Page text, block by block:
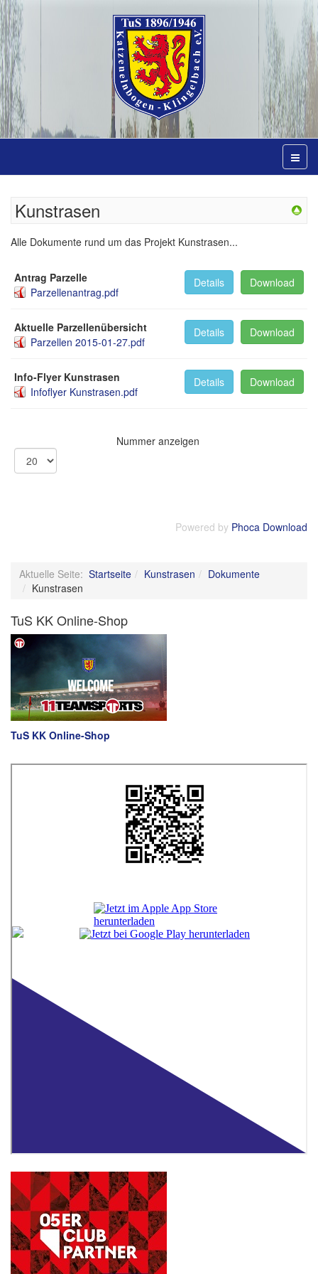
Kunstrasen
Alle Dokumente rund um das Projekt Kunstrasen...
Antrag Parzelle
Parzellenantrag.pdf
Download
Details
Aktuelle Parzellenübersicht
Parzellen 2015-01-27.pdf
Download
Details
Info-Flyer Kunstrasen
Infoflyer Kunstrasen.pdf
Download
Details
Nummer anzeigen
Powered by Phoca Download
Aktuelle Seite: Startseite Kunstrasen
Dokumente
Kunstrasen
TuS KK Online-Shop
TuS KK Online-Shop